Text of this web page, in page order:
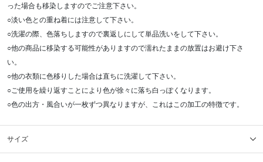
った場合も移染しますのでご注意下さい。
○淡い色との重ね着には注意して下さい。
○洗濯の際、色落ちしますので裏返しにして単品洗いをして下さい。
○他の商品に移染する可能性がありますので濡れたままの放置はお避け下さ
い。
○他の衣類に色移りした場合は直ちに洗濯して下さい。
○ご使用を繰り返すことにより色が徐々に落ち白っぽくなります。
○色の出方・風合いが一枚ずつ異なりますが、これはこの加工の特徴です。
サイズ